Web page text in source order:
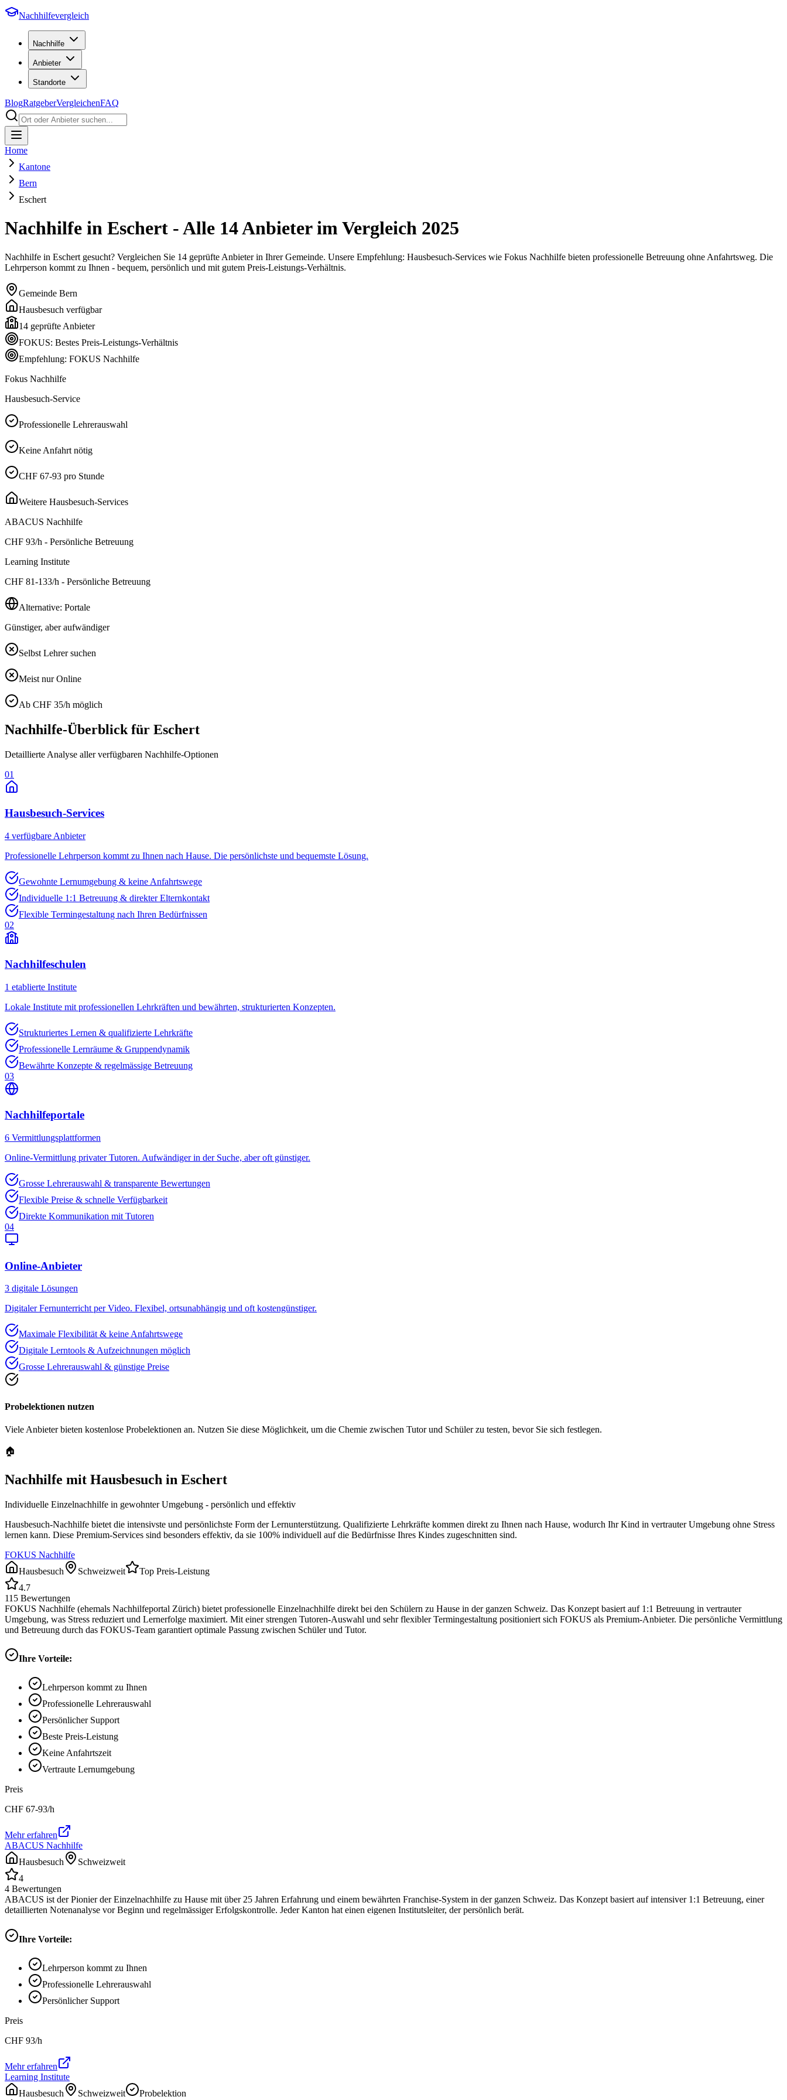
Nachhilfevergleich
Nachhilfe
Anbieter
Standorte
BlogRatgeberVergleichenFAQ
Home
Kantone
Bern
Eschert
Nachhilfe in Eschert - Alle 14Anbieter im Vergleich 2025
Nachhilfe in Eschert gesucht? Vergleichen Sie 14 geprüfte Anbieter in Ihrer Gemeinde. Unsere Empfehlung: Hausbesuch-Services wie Fokus Nachhilfe bieten professionelle Betreuung ohne Anfahrtsweg. Die
Lehrperson kommt zu Ihnen - bequem, persönlich und mit gutem Preis-Leistungs-Verhältnis.
Gemeinde Bern
Hausbesuch verfügbar
14 geprüfte Anbieter
FOKUS: Bestes Preis-Leistungs-Verhältnis
Empfehlung: FOKUS Nachhilfe
Fokus Nachhilfe
Hausbesuch-Service
Professionelle Lehrerauswahl
Keine Anfahrt nötig
CHF 67-93 pro Stunde
Weitere Hausbesuch-Services
ABACUS Nachhilfe
CHF 93/h - Persönliche Betreuung
Learning Institute
CHF 81-133/h - Persönliche Betreuung
Alternative: Portale
Günstiger, aber aufwändiger
Selbst Lehrer suchen
Meist nur Online
Ab CHF 35/h möglich
Nachhilfe-Überblick für Eschert
Detaillierte Analyse aller verfügbaren Nachhilfe-Optionen
01
Hausbesuch-Services
4 verfügbare Anbieter
Professionelle Lehrperson kommt zu Ihnen nach Hause. Die persönlichste und bequemste Lösung.
Gewohnte Lernumgebung & keine Anfahrtswege
Individuelle 1:1 Betreuung & direkter Elternkontakt
Flexible Termingestaltung nach Ihren Bedürfnissen
02
Nachhilfeschulen
1 etablierte Institute
Lokale Institute mit professionellen Lehrkräften und bewährten, strukturierten Konzepten.
Strukturiertes Lernen & qualifizierte Lehrkräfte
Professionelle Lernräume & Gruppendynamik
Bewährte Konzepte & regelmässige Betreuung
03
Nachhilfeportale
6 Vermittlungsplattformen
Online-Vermittlung privater Tutoren. Aufwändiger in der Suche, aber oft günstiger.
Grosse Lehrerauswahl & transparente Bewertungen
Flexible Preise & schnelle Verfügbarkeit
Direkte Kommunikation mit Tutoren
04
Online-Anbieter
3 digitale Lösungen
Digitaler Fernunterricht per Video. Flexibel, ortsunabhängig und oft kostengünstiger.
Maximale Flexibilität & keine Anfahrtswege
Digitale Lerntools & Aufzeichnungen möglich
Grosse Lehrerauswahl & günstige Preise
Probelektionen nutzen
Viele Anbieter bieten kostenlose Probelektionen an. Nutzen Sie diese Möglichkeit, um die Chemie zwischen Tutor und Schüler zu testen, bevor Sie sich festlegen.
🏠
Nachhilfe mit Hausbesuch in Eschert
Individuelle Einzelnachhilfe in gewohnter Umgebung - persönlich und effektiv
Hausbesuch-Nachhilfe bietet die intensivste und persönlichste Form der Lernunterstützung. Qualifizierte Lehrkräfte kommen direkt zu Ihnen nach Hause, wodurch Ihr Kind in vertrauter Umgebung ohne Stress
lernen kann. Diese Premium-Services sind besonders effektiv, da sie 100% individuell auf die Bedürfnisse Ihres Kindes zugeschnitten sind.
FOKUS Nachhilfe
Hausbesuch
Schweizweit
Top Preis-Leistung
4.7
115 Bewertungen
FOKUS Nachhilfe (ehemals Nachhilfeportal Zürich) bietet professionelle Einzelnachhilfe direkt bei den Schülern zu Hause in der ganzen Schweiz. Das Konzept basiert auf 1:1 Betreuung in vertrauter
Umgebung, was Stress reduziert und Lernerfolge maximiert. Mit einer strengen Tutoren-Auswahl und sehr flexibler Termingestaltung positioniert sich FOKUS als Premium-Anbieter. Die persönliche Vermittlung
und Betreuung durch das FOKUS-Team garantiert optimale Passung zwischen Schüler und Tutor.
Ihre Vorteile:
Lehrperson kommt zu Ihnen
Professionelle Lehrerauswahl
Persönlicher Support
Beste Preis-Leistung
Keine Anfahrtszeit
Vertraute Lernumgebung
Preis
CHF 67-93/h
Mehr erfahren
ABACUS Nachhilfe
Hausbesuch
Schweizweit
4
4 Bewertungen
ABACUS ist der Pionier der Einzelnachhilfe zu Hause mit über 25 Jahren Erfahrung und einem bewährten Franchise-System in der ganzen Schweiz. Das Konzept basiert auf intensiver 1:1 Betreuung, einer
detaillierten Notenanalyse vor Beginn und regelmässiger Erfolgskontrolle. Jeder Kanton hat einen eigenen Institutsleiter, der persönlich berät.
Ihre Vorteile:
Lehrperson kommt zu Ihnen
Professionelle Lehrerauswahl
Persönlicher Support
Preis
CHF 93/h
Mehr erfahren
Learning Institute
Hausbesuch
Schweizweit Probelektion